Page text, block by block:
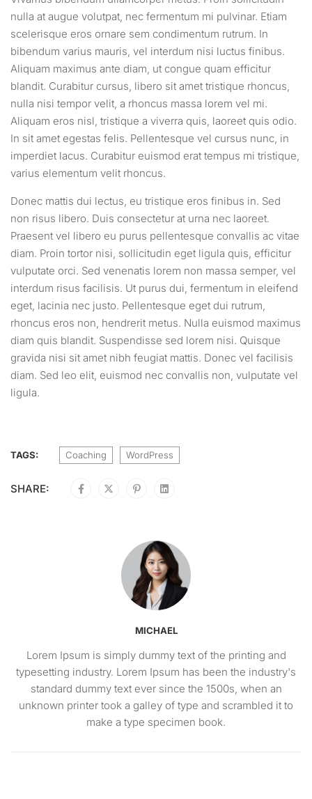
nulla at augue volutpat, nec fermentum mi pulvinar. Etiam
scelerisque eros ornare sem condimentum rutrum. In
bibendum varius mauris, vel interdum nisi luctus finibus.
Aliquam maximus ante diam, ut congue quam efficitur
blandit. Curabitur cursus, libero sit amet tristique rhoncus,
nulla nisi tempor velit, a rhoncus massa lorem vel mi.
Aliquam eros nisl, tristique a viverra quis, laoreet quis odio.
In sit amet egestas felis. Pellentesque vel cursus nunc, in
imperdiet lacus. Curabitur euismod erat tempus mi tristique,
varius elementum velit rhoncus.
Donec mattis dui lectus, eu tristique eros finibus in. Sed
non risus libero. Duis consectetur at urna nec laoreet.
Praesent vel libero eu purus pellentesque convallis ac vitae
diam. Proin tortor nisi, sollicitudin eget ligula quis, efficitur
vulputate orci. Sed venenatis lorem non massa semper, vel
interdum risus facilisis. Ut purus dui, fermentum in eleifend
eget, lacinia nec justo. Pellentesque eget dui rutrum,
rhoncus eros non, hendrerit metus. Nulla euismod maximus
diam quis blandit. Suspendisse sed lorem nisi. Quisque
gravida nisi sit amet nibh feugiat mattis. Donec vel facilisis
diam. Sed leo elit, euismod nec convallis non, vulputate vel
ligula.
TAGS: Coaching WordPress
SHARE:
MICHAEL
Lorem Ipsum is simply dummy text of the printing and
typesetting industry. Lorem Ipsum has been the industry's
standard dummy text ever since the 1500s, when an
unknown printer took a galley of type and scrambled it to
make a type specimen book.